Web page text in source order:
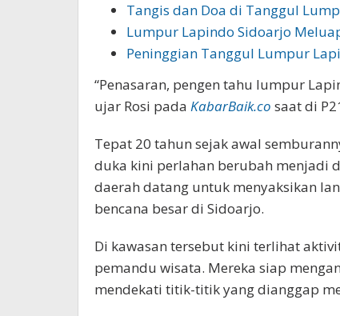
Tangis dan Doa di Tanggul
Lumpur Lapindo Sidoarjo
Peninggian Tanggul Lumpur
“Penasaran, pengen tahu lumpur
ujar Rosi pada KabarBaik.co saat di
Tepat 20 tahun sejak awal
duka kini perlahan berubah menjadi
daerah datang untuk menyaksikan
bencana besar di Sidoarjo.
Di kawasan tersebut kini terlihat
pemandu wisata. Mereka siap
mendekati titik-titik yang dianggap